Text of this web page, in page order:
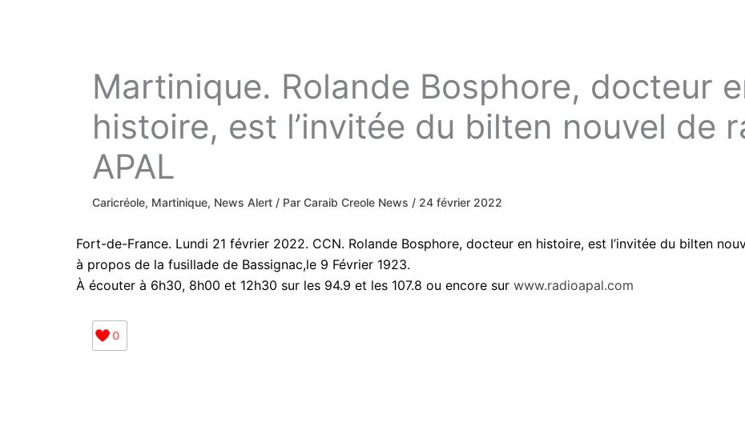
Martinique. Rolande Bosphore, docteur
histoire, est l’invitée du bilten nouvel de
APAL
Caricréole, Martinique, News Alert / Par Caraib Creole News / 24 février 2022
Fort-de-France. Lundi 21 février 2022. CCN. Rolande Bosphore, docteur en histoire, est l’invitée du bilten
à propos de la fusillade de Bassignac,le 9 Février 1923.
À écouter à 6h30, 8h00 et 12h30 sur les 94.9 et les 107.8 ou encore sur www.radioapal.com
0